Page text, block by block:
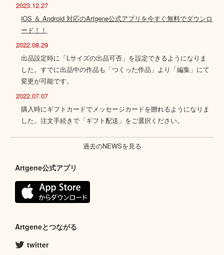
2023.12.27
iOS ＆ Android 対応のArtgene公式アプリを今すぐ無料でダウンロ
ード！！
2022.08.29
出品設定時に「Lサイズの出品可否」を設定できるようになりま
した。すでに出品中の作品も「つくった作品」より「編集」にて
変更が可能です。
2022.07.07
購入時にギフトカードでメッセージカードを贈れるようになりま
した。注文手続きで「ギフト配送」をご選択ください。
過去のNEWSを見る
Artgene公式アプリ
Artgeneとつながる
twitter